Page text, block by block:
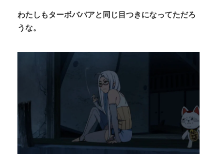
わたしもターボババアと同じ目つきになってただろ
うな。